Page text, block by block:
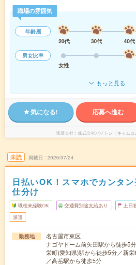
職場の雰囲気
年齢層
20代
30代 40代
男女比率
女性
もっと見る
気になる! 応募へ進む
派遣会社 株式会社バイトレ（キャムコ
未読 掲載日 2026/07/24
日払いOK！スマホでカンタ
仕分け
職種未経験OK 交通費別途支給あり 土日
派遣
勤務地
名古屋市東区
ナゴヤドーム前矢田駅から徒歩5
栄町(愛知県)駅から徒歩5分／新
／高岳駅から徒歩5分